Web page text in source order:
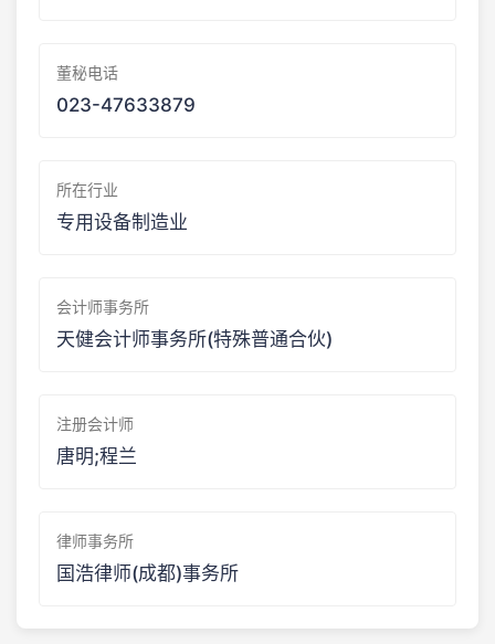
董秘电话
023-47633879
所在行业
专用设备制造业
会计师事务所
天健会计师事务所(特殊普通合伙)
注册会计师
唐明;程兰
律师事务所
国浩律师(成都)事务所